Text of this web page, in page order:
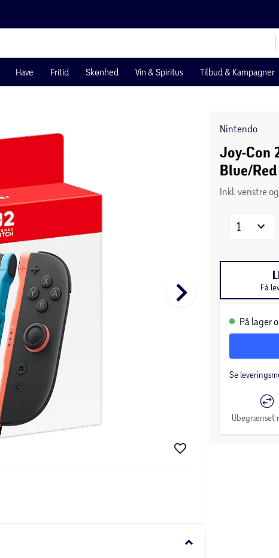
Have Fritid Skønhed Vin & Spiritus Tilbud & Kampagner
keyboard_arrow_right
keyboard_arrow_down
Nintendo
Joy-Con
Blue/Red
Inkl. venstre
1
Få
På lager
Se
Ubegrænset